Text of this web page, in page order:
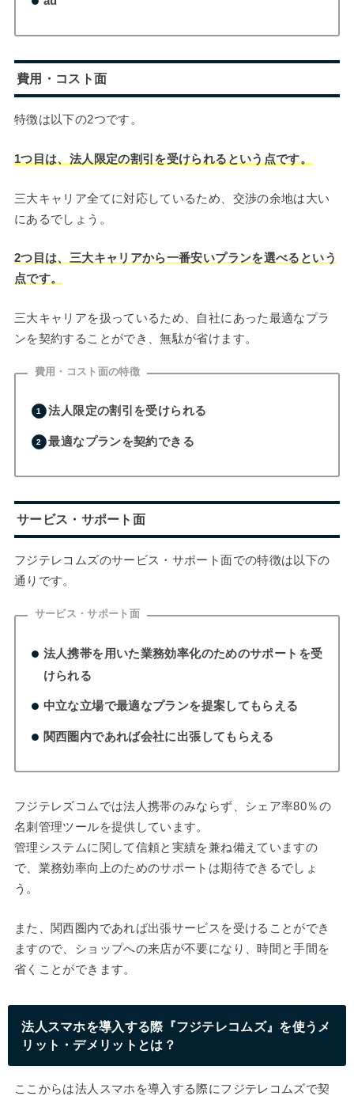
費用・コスト面
特徴は以下の2つです。
1つ目は、法人限定の割引を受けられるという点です。
三大キャリア全てに対応しているため、交渉の余地は大い
にあるでしょう。
2つ目は、三大キャリアから一番安いプランを選べるという
点です。
三大キャリアを扱っているため、自社にあった最適なプラ
ンを契約することができ、無駄が省けます。
費用・コスト面の特徴
法人限定の割引を受けられる
最適なプランを契約できる
サービス・サポート面
フジテレコムズのサービス・サポート面での特徴は以下の
通りです。
サービス・サポート面
法人携帯を用いた業務効率化のためのサポートを受
けられる
中立な立場で最適なプランを提案してもらえる
関西圏内であれば会社に出張してもらえる
フジテレズコムでは法人携帯のみならず、シェア率80％の
名刺管理ツールを提供しています。
管理システムに関して信頼と実績を兼ね備えていますの
で、業務効率向上のためのサポートは期待できるでしょ
う。
また、関西圏内であれば出張サービスを受けることができ
ますので、ショップへの来店が不要になり、時間と手間を
省くことができます。
法人スマホを導入する際『フジテレコムズ』を使うメ
リット・デメリットとは？
ここからは法人スマホを導入する際にフジテレコムズで契